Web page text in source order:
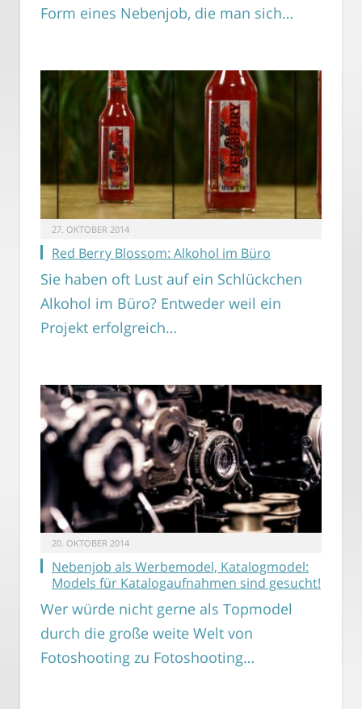
Form eines Nebenjob, die man sich…
27. OKTOBER 2014
Red Berry Blossom: Alkohol im Büro
Sie haben oft Lust auf ein Schlückchen
Alkohol im Büro? Entweder weil ein
Projekt erfolgreich…
20. OKTOBER 2014
Nebenjob als Werbemodel, Katalogmodel:
Models für Katalogaufnahmen sind gesucht!
Wer würde nicht gerne als Topmodel
durch die große weite Welt von
Fotoshooting zu Fotoshooting…